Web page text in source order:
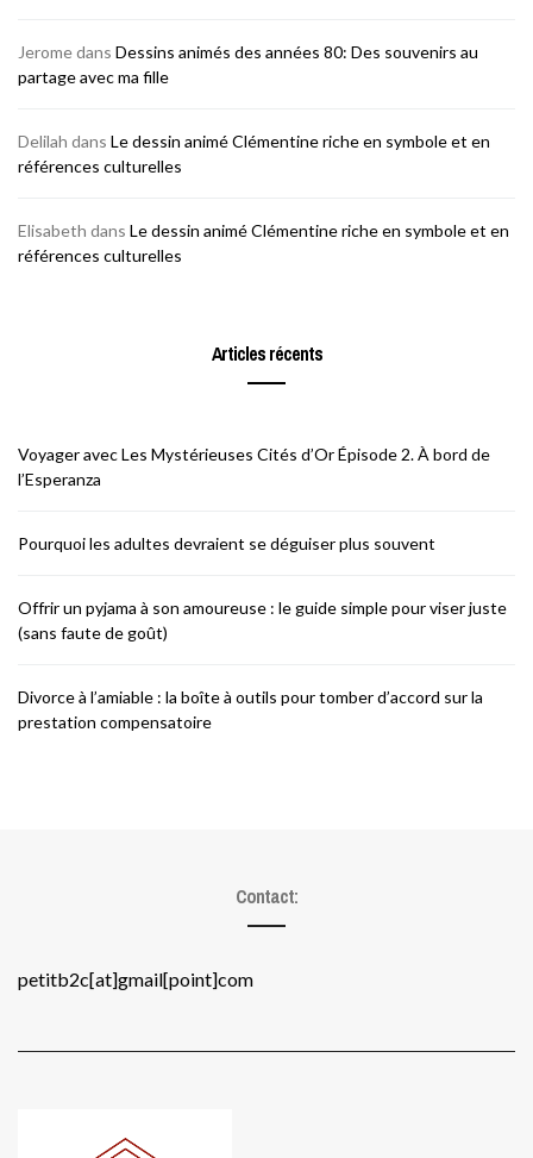
Jeromedans Dessins animés des années 80: Des souvenirs au
partage avec ma fille
Delilah dans Le dessin animé Clémentine riche en symbole et en
références culturelles
Elisabeth dans Le dessin animé Clémentine riche en symbole et en
références culturelles
Articles récents
Voyager avec Les Mystérieuses Cités d’Or Épisode 2. À bord de
l’Esperanza
Pourquoi les adultes devraient se déguiser plus souvent
Offrir un pyjama à son amoureuse : le guide simple pour viser juste
(sans faute de goût)
Divorce à l’amiable : la boîte à outils pour tomber d’accord sur la
prestation compensatoire
Contact:
petitb2c[at]gmail[point]com